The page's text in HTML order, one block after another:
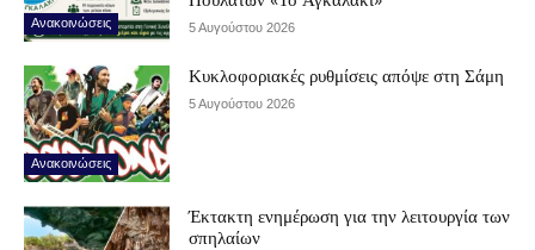
Ανακοινώσεις 5 Αυγούστου 2026
Ανακοινώσεις
Κυκλοφοριακές ρυθμίσεις απόψε στη Σάμη
5 Αυγούστου 2026
Έκτακτη ενημέρωση για την λειτουργία των
σπηλαίων